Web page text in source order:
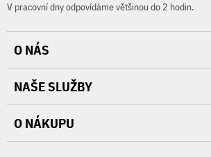
V pracovní dny odpovídáme většinou do 2 hodin.
O NÁS
NAŠE SLUŽBY
O NÁKUPU